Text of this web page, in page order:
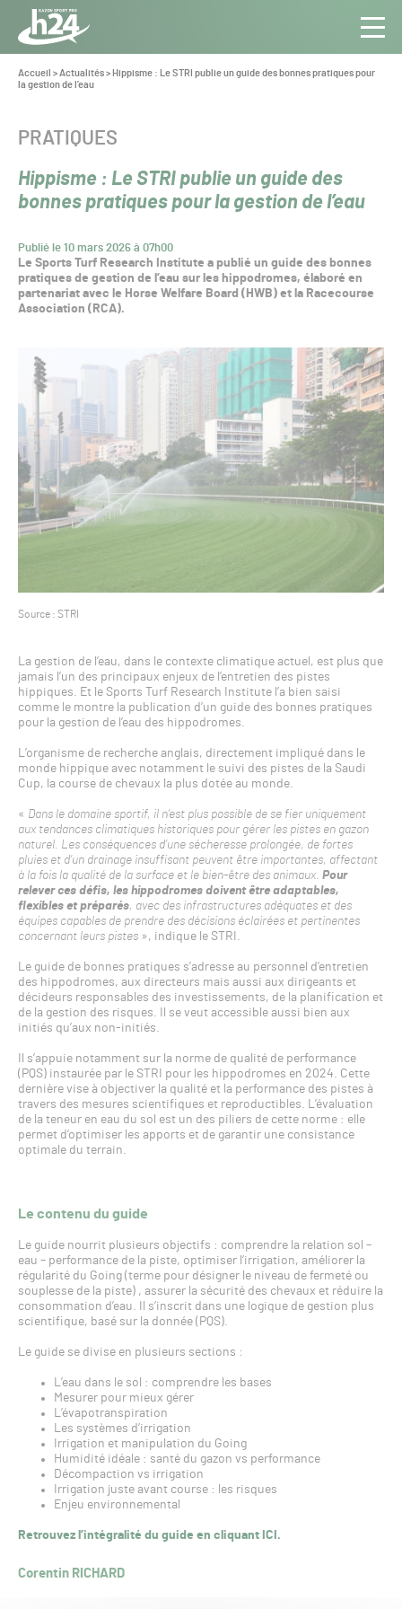
Panneau de gestion des cookies
Aller au contenu
Toute
l’info
du Gazon
Vous
êtes
Accueil >Actualités> Hippisme : Le STRI publie un guide des bonnes pratiques pour
la gestion de l’eau
Hippisme : Le STRI publie un guide des
bonnes pratiques pour la gestion de l’eau
Publié le 10 mars 2026 à 07h00
CATÉGORIE :
PRATIQUES
Le Sports Turf Research Institute a publié un guide des bonnes
pratiques de gestion de l’eau sur les hippodromes, élaboré en
partenariat avec le Horse Welfare Board (HWB) et la Racecourse
Association (RCA).
Source : STRI
La gestion de l’eau, dans le contexte climatique actuel, est plus que
jamais l’un des principaux enjeux de l’entretien des pistes
hippiques. Et le Sports Turf Research Institute l’a bien saisi
comme le montre la publication d’un guide des bonnes pratiques
pour la gestion de l’eau des hippodromes.
L’organisme de recherche anglais, directement impliqué dans le
monde hippique avec notamment le suivi des pistes de la Saudi
Cup, la course de chevaux la plus dotée au monde.
« Dans le domaine sportif, il n’est plus possible de se fier uniquement
aux tendances climatiques historiques pour gérer les pistes en gazon
naturel. Les conséquences d’une sécheresse prolongée, de fortes
pluies et d’un drainage insuffisant peuvent être importantes, affectant
à la fois la qualité de la surface et le bien-être des animaux. Pour
relever ces défis, les hippodromes doivent être adaptables,
flexibles et préparés, avec des infrastructures adéquates et des
équipes capables de prendre des décisions éclairées et pertinentes
concernant leurs pistes», indique le STRI.
Le guide de bonnes pratiques s’adresse au personnel d’entretien
des hippodromes, aux directeurs mais aussi aux dirigeants et
décideurs responsables des investissements, de la planification et
de la gestion des risques. Il se veut accessible aussi bien aux
initiés qu’aux non-initiés.
Il s’appuie notamment sur la norme de qualité de performance
(PQS) instaurée par le STRI pour les hippodromes en 2024. Cette
dernière vise à objectiver la qualité et la performance des pistes à
travers des mesures scientifiques et reproductibles. L’évaluation
de la teneur en eau du sol est un des piliers de cette norme : elle
permet d’optimiser les apports et de garantir une consistance
optimale du terrain.
Le contenu du guide
Le guide nourrit plusieurs objectifs : comprendre la relation sol –
eau – performance de la piste, optimiser l’irrigation, améliorer la
régularité du Going (terme pour désigner le niveau de fermeté ou
souplesse de la piste) , assurer la sécurité des chevaux et réduire la
consommation d’eau. Il s’inscrit dans une logique de gestion plus
scientifique, basé sur la donnée (PQS).
Le guide se divise en plusieurs sections :
L’eau dans le sol : comprendre les bases
Mesurer pour mieux gérer
L’évapotranspiration
Les systèmes d’irrigation
Irrigation et manipulation du Going
Humidité idéale : santé du gazon vs performance
Décompaction vs irrigation
Irrigation juste avant course : les risques
Enjeu environnemental
Retrouvez l’intégralité du guide en cliquant ICI.
Corentin RICHARD